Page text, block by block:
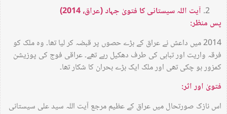
آیت اللہ سیستانی کا فتویٰ جہاد (عراق، 2014)
پس منظر:
2014 میں داعش نے عراق کے بڑے حصوں پر قبضہ کر لیا تھا۔ وہ ملک کو
فرقہ واریت اور تباہی کی طرف دھکیل رہے تھے۔ عراقی فوج کی پوزیشن
کمزور ہو چکی تھی اور ملک ایک بڑے بحران کا شکار تھا۔
فتویٰ اور اثر:
اس نازک صورتحال میں عراق کے عظیم مرجع آیت اللہ سید علی سیستانی